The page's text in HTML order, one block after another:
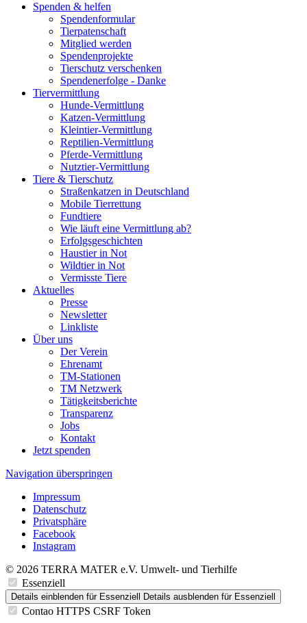
Spenden & helfen
Spendenformular
Tierpatenschaft
Mitglied werden
Spendenprojekte
Tierschutz verschenken
Spendenerfolge - Danke
Tiervermittlung
Hunde-Vermittlung
Katzen-Vermittlung
Kleintier-Vermittlung
Reptilien-Vermittlung
Pferde-Vermittlung
Nutztier-Vermittlung
Tiere & Tierschutz
Straßenkatzen in Deutschland
Mobile Tierrettung
Fundtiere
Wie läuft eine Vermittlung ab?
Erfolgsgeschichten
Haustier in Not
Wildtier in Not
Vermisste Tiere
Aktuelles
Presse
Newsletter
Linkliste
Über uns
Der Verein
Ehrenamt
TM-Stationen
TM Netzwerk
Tätigkeitsberichte
Transparenz
Jobs
Kontakt
Jetzt spenden
Navigation überspringen
Impressum
Datenschutz
Privatsphäre
Facebook
Instagram
© 2026 TERRA MATER e.V. Umwelt- und Tierhilfe
Essenziell
Details einblenden für Essenziell Details ausblenden für Essenziell
Contao HTTPS CSRF Token